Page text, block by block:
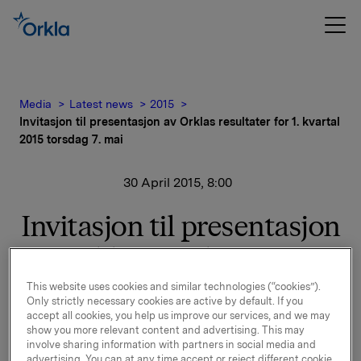
Media Latest news
2015
Invitasjon til presentasjon av Orklas resultater for 1. kvartal
2015 torsdag 7. mai
30 April 2015, 8:00
Invitasjon til presentasjon
av Orklas resultater for 1.
kvartal 2015 torsdag 7.
mai
This website uses cookies and similar technologies (“cookies”).
Only strictly necessary cookies are active by default. If you
accept all cookies, you help us improve our services, and we may
show you more relevant content and advertising. This may
involve sharing information with partners in social media and